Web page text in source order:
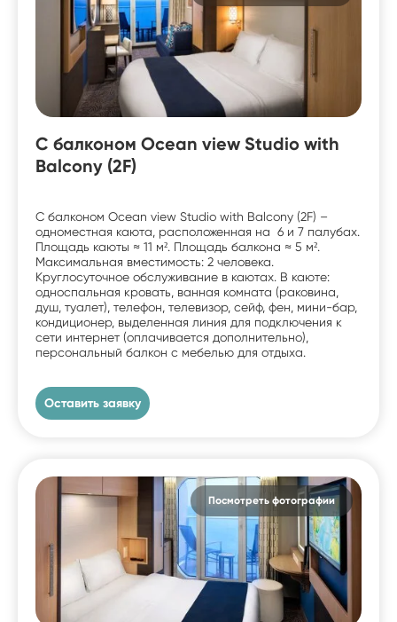
С балконом Ocean view Studio with
Balcony (2F)
С балконом Ocean view Studio with Balcony (2F) –
одноместная каюта, расположенная на 6 и 7 палубах.
Площадь каюты ≈ 11 м². Площадь балкона ≈ 5 м².
Максимальная вместимость: 2 человека.
Круглосуточное обслуживание в каютах. В каюте:
односпальная кровать, ванная комната (раковина,
душ, туалет), телефон, телевизор, сейф, фен, мини-бар,
кондиционер, выделенная линия для подключения к
сети интернет (оплачивается дополнительно),
персональный балкон с мебелью для отдыха.
Оставить заявку
Посмотреть фотографии